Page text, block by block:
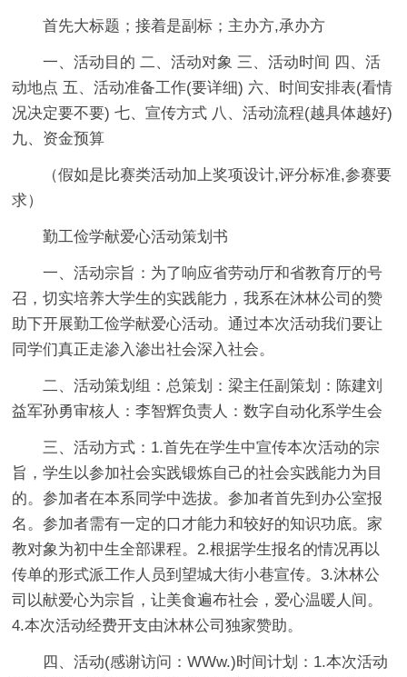
首先大标题；接着是副标；主办方,承办方
一、活动目的 二、活动对象 三、活动时间 四、活
动地点 五、活动准备工作(要详细) 六、时间安排表(看情
况决定要不要) 七、宣传方式 八、活动流程(越具体越好)
九、资金预算
（假如是比赛类活动加上奖项设计,评分标准,参赛要
求）
勤工俭学献爱心活动策划书
一、活动宗旨：为了响应省劳动厅和省教育厅的号
召，切实培养大学生的实践能力，我系在沐林公司的赞
助下开展勤工俭学献爱心活动。通过本次活动我们要让
同学们真正走渗入渗出社会深入社会。
二、活动策划组：总策划：梁主任副策划：陈建刘
益军孙勇审核人：李智辉负责人：数字自动化系学生会
三、活动方式：1.首先在学生中宣传本次活动的宗
旨，学生以参加社会实践锻炼自己的社会实践能力为目
的。参加者在本系同学中选拔。参加者首先到办公室报
名。参加者需有一定的口才能力和较好的知识功底。家
教对象为初中生全部课程。2.根据学生报名的情况再以
传单的形式派工作人员到望城大街小巷宣传。3.沐林公
司以献爱心为宗旨，让美食遍布社会，爱心温暖人间。
4.本次活动经费开支由沐林公司独家赞助。
四、活动(感谢访问：WWw.)时间计划：1.本次活动